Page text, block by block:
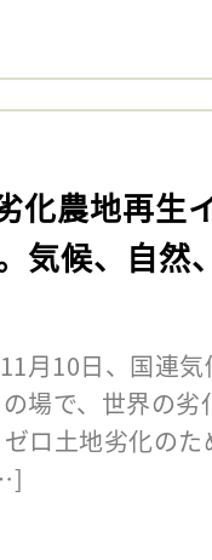
化農地再生
気候、自然
月10日、国連
場で、世界の
ロ土地劣化の